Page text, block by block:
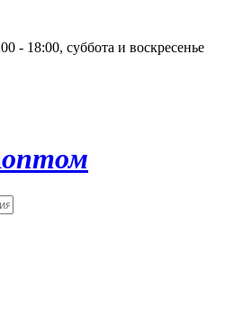
- 18:00, суббота и воскресенье
оптом